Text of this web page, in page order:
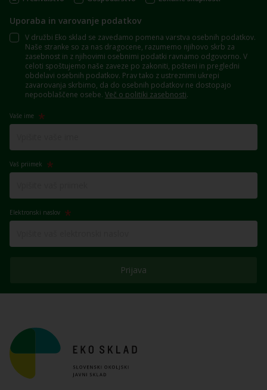
Uporaba in varovanje podatkov
V družbi Eko sklad se zavedamo pomena varstva osebnih podatkov.
Naše stranke so za nas dragocene, razumemo njihovo skrb za
zasebnost in z njihovimi osebnimi podatki ravnamo odgovorno. V
celoti spoštujemo naše zaveze po zakoniti, pošteni in pregledni
obdelavi osebnih podatkov. Prav tako z ustreznimi ukrepi
zavarovanja skrbimo, da do osebnih podatkov ne dostopajo
nepooblaščene osebe. Več o politiki zasebnosti.
Vaše ime
Vaš priimek
Elektronski naslov
Prijava